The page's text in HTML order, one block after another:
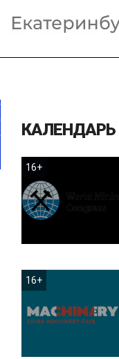
КАЛЕНДАРЬ
16+
16+